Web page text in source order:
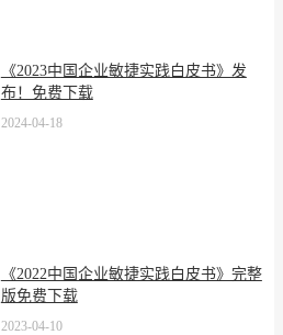
《2023中国企业敏捷实践白皮书》发
布！免费下载
2024-04-18
《2022中国企业敏捷实践白皮书》完整
版免费下载
2023-04-10